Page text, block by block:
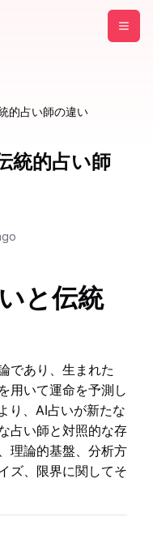
的占い師の違い
統的占い師
と伝統
であり、生まれた
用いて運命を予測し
り、AI占いが新たな
占い師と対照的な存
理論的基盤、分析方
ズ、限界に関してそ